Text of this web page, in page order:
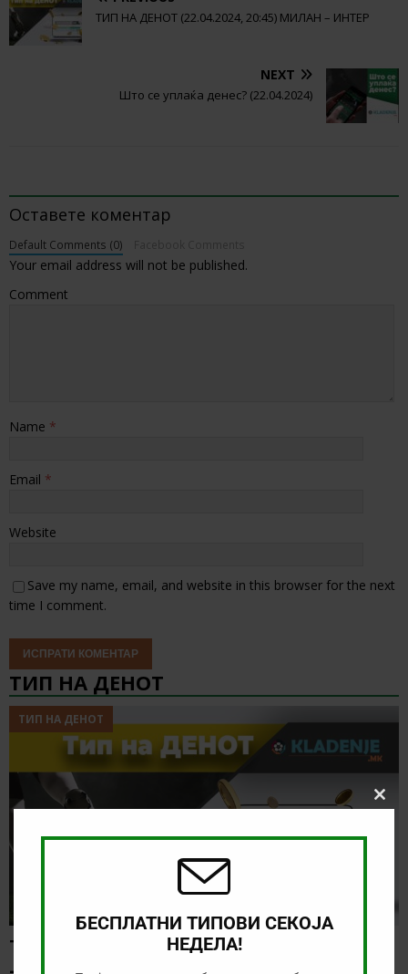
ТИП НА ДЕНОТ (22.04.2024, 20:45) МИЛАН – ИНТЕР
NEXT
Што се уплаќа денес? (22.04.2024)
Оставете коментар
Default Comments (0)
Your email address will not be published.
Comment
Name *
Email *
Website
Save my name, email, and website in this browser for the next
time I comment.
ТИП НА ДЕНОТ
ТИП НА ДЕНОТ
ТИП НА ДЕНОТ (03.08.2026, 19:00) ОДЕНСЕ
БЕСПЛАТНИ ТИПОВИ СЕКОЈА
НЕДЕЛА!